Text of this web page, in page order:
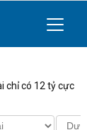
chỉ có 12 tỷ cực